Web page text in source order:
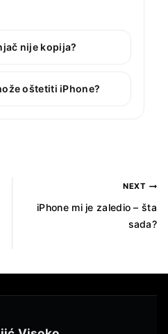
nije kopija?
oštetiti iPhone?
NEXT
iPhone mi je zaledio – šta
sada?